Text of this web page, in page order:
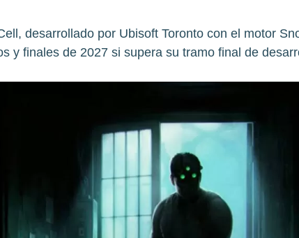
desarrollado por Ubisoft Toronto con el motor
y finales de 2027 si supera su tramo final de